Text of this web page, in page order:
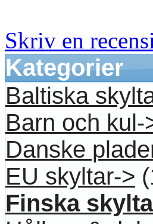
Skriv en
Kategorier
Baltiska
Barn och kul-
Danske
EU skyltar->
Finska